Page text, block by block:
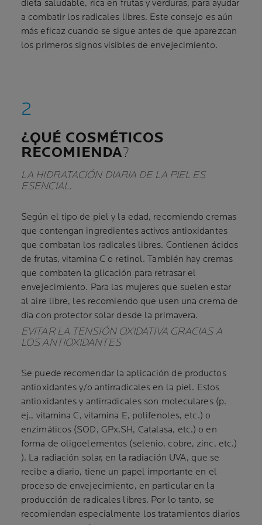
dieta saludable, rica en frutas y verduras, para ayudar
a combatir los radicales libres. Este consejo es aún
más eficaz cuando se sigue antes de que aparezcan
los primeros signos visibles de envejecimiento.
¿QUÉ COSMÉTICOS
RECOMIENDA?
LA HIDRATACIÓN DIARIA DE LA PIEL ES
ESENCIAL.
Según el tipo de piel y la edad, recomiendo cremas
que contengan ingredientes activos antioxidantes
que combatan los radicales libres. Contienen ácidos
de frutas, vitamina C o retinol. También hay cremas
que combaten la glicación para retrasar el
envejecimiento. Para las mujeres que suelen estar
al aire libre, les recomiendo que usen una crema de
día con protector solar desde la primavera.
EVITAR LA TENSIÓN OXIDATIVA GRACIAS A
LOS ANTIOXIDANTES
Se puede recomendar la aplicación de productos
antioxidantes y/o antirradicales en la piel. Estos
antioxidantes y antirradicales son moleculares (p.
ej., vitamina C, vitamina E, polifenoles, etc.) o
enzimáticos (SOD, GPx.SH, Catalasa, etc.) o en
forma de oligoelementos (selenio, cobre, zinc, etc.)
). La radiación solar, en la radiación UVA, que se
recibe a diario, tiene un papel importante en el
proceso de envejecimiento, en particular en la
producción de radicales libres. Por lo tanto, se
recomiendan especialmente los tratamientos diarios